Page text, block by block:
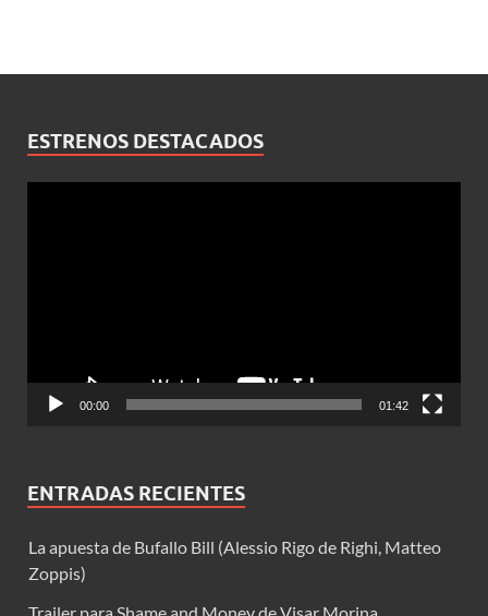
ESTRENOS DESTACADOS
00:00 01:42
ENTRADAS RECIENTES
La apuesta de Bufallo Bill (Alessio Rigo de Righi, Matteo
Zoppis)